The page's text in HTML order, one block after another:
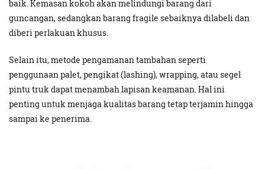
baik. Kemasan kokoh akan melindungi barang dari
guncangan, sedangkan barang fragile sebaiknya dilabeli dan
diberi perlakuan khusus.
Selain itu, metode pengamanan tambahan seperti
penggunaan palet, pengikat (lashing), wrapping, atau segel
pintu truk dapat menambah lapisan keamanan. Hal ini
penting untuk menjaga kualitas barang tetap terjamin hingga
sampai ke penerima.